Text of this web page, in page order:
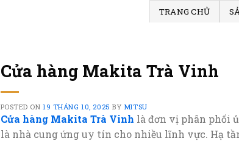
TRANG CHỦ
Cửa hàng Makita Trà Vinh
POSTED ON19 THÁNG 10, 2025 BY MITSU
Cửa hàng Makita Trà Vinh là đơn vị phân phối
là nhà cung ứng uy tín cho nhiều lĩnh vực. Hạ